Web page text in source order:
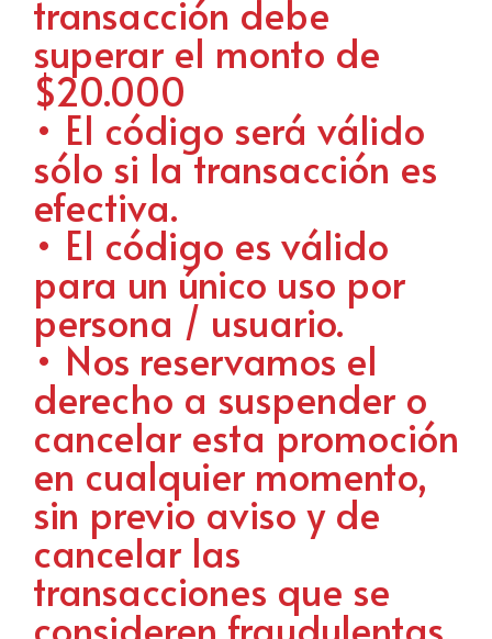
transacción debe
superar el monto de
$20.000
• El código será válido
sólo si la transacción es
efectiva.
• El código es válido
para un único uso por
persona / usuario.
• Nos reservamos el
derecho a suspender o
cancelar esta promoción
en cualquier momento,
sin previo aviso y de
cancelar las
transacciones que se